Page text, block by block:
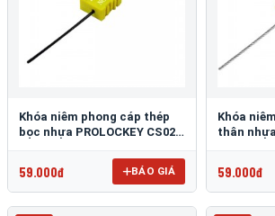
Khóa niêm phong cáp thép
bọc nhựa PROLOCKEY CS02-
59.000đ BÁO GIÁ
Khóa
thân nhựa
59.000đ